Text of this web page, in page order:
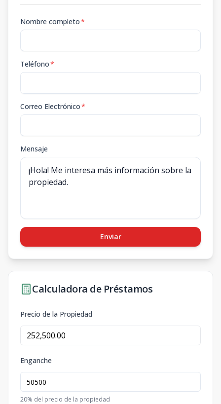
Nombre completo*
Teléfono*
Correo Electrónico*
Mensaje
Enviar
Calculadora de Préstamos
Precio de la Propiedad
Enganche
20% del precio de la propiedad